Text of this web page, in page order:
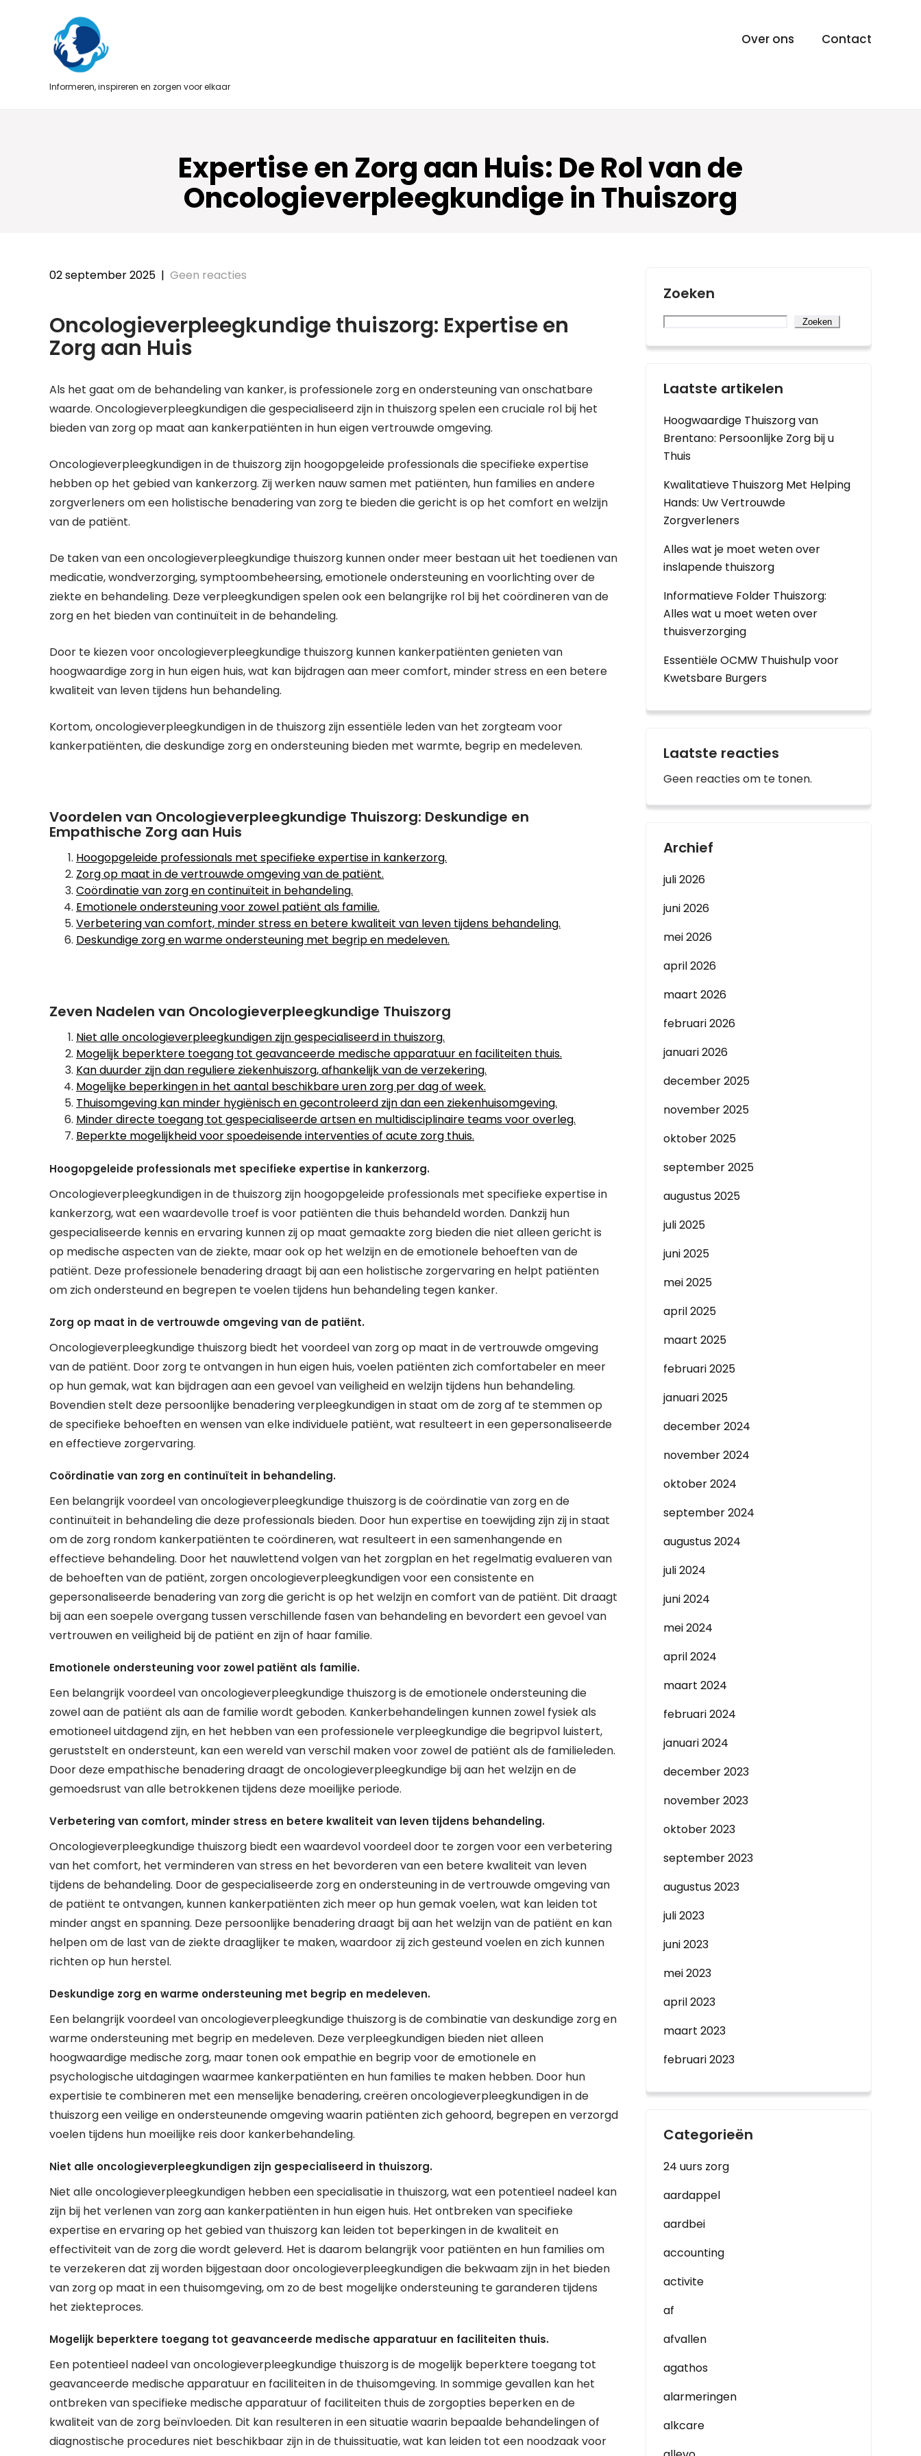
Informeren, inspireren en zorgen voor elkaar
Over ons Contact
Expertise en Zorg aan Huis: De Rol van de
Oncologieverpleegkundige in Thuiszorg
02 september 2025 | Geen reacties
Oncologieverpleegkundige thuiszorg: Expertise en
Zorg aan Huis
Als het gaat om de behandeling van kanker, is professionele zorg en ondersteuning van onschatbare
waarde. Oncologieverpleegkundigen die gespecialiseerd zijn in thuiszorg spelen een cruciale rol bij het
bieden van zorg op maat aan kankerpatiënten in hun eigen vertrouwde omgeving.
Oncologieverpleegkundigen in de thuiszorg zijn hoogopgeleide professionals die specifieke expertise
hebben op het gebied van kankerzorg. Zij werken nauw samen met patiënten, hun families en andere
zorgverleners om een holistische benadering van zorg te bieden die gericht is op het comfort en welzijn
van de patiënt.
De taken van een oncologieverpleegkundige thuiszorg kunnen onder meer bestaan uit het toedienen van
medicatie, wondverzorging, symptoombeheersing, emotionele ondersteuning en voorlichting over de
ziekte en behandeling. Deze verpleegkundigen spelen ook een belangrijke rol bij het coördineren van de
zorg en het bieden van continuïteit in de behandeling.
Door te kiezen voor oncologieverpleegkundige thuiszorg kunnen kankerpatiënten genieten van
hoogwaardige zorg in hun eigen huis, wat kan bijdragen aan meer comfort, minder stress en een betere
kwaliteit van leven tijdens hun behandeling.
Kortom, oncologieverpleegkundigen in de thuiszorg zijn essentiële leden van het zorgteam voor
kankerpatiënten, die deskundige zorg en ondersteuning bieden met warmte, begrip en medeleven.
Voordelen van Oncologieverpleegkundige Thuiszorg: Deskundige en
Empathische Zorg aan Huis
Hoogopgeleide professionals met specifieke expertise in kankerzorg.
Zorg op maat in de vertrouwde omgeving van de patiënt.
Coördinatie van zorg en continuïteit in behandeling.
Emotionele ondersteuning voor zowel patiënt als familie.
Verbetering van comfort, minder stress en betere kwaliteit van leven tijdens behandeling.
Deskundige zorg en warme ondersteuning met begrip en medeleven.
Zeven Nadelen van Oncologieverpleegkundige Thuiszorg
Niet alle oncologieverpleegkundigen zijn gespecialiseerd in thuiszorg.
Mogelijk beperktere toegang tot geavanceerde medische apparatuur en faciliteiten thuis.
Kan duurder zijn dan reguliere ziekenhuiszorg, afhankelijk van de verzekering.
Mogelijke beperkingen in het aantal beschikbare uren zorg per dag of week.
Thuisomgeving kan minder hygiënisch en gecontroleerd zijn dan een ziekenhuisomgeving.
Minder directe toegang tot gespecialiseerde artsen en multidisciplinaire teams voor overleg.
Beperkte mogelijkheid voor spoedeisende interventies of acute zorg thuis.
Hoogopgeleide professionals met specifieke expertise in kankerzorg.
Oncologieverpleegkundigen in de thuiszorg zijn hoogopgeleide professionals met specifieke expertise in
kankerzorg, wat een waardevolle troef is voor patiënten die thuis behandeld worden. Dankzij hun
gespecialiseerde kennis en ervaring kunnen zij op maat gemaakte zorg bieden die niet alleen gericht is
op medische aspecten van de ziekte, maar ook op het welzijn en de emotionele behoeften van de
patiënt. Deze professionele benadering draagt bij aan een holistische zorgervaring en helpt patiënten
om zich ondersteund en begrepen te voelen tijdens hun behandeling tegen kanker.
Zorg op maat in de vertrouwde omgeving van de patiënt.
Oncologieverpleegkundige thuiszorg biedt het voordeel van zorg op maat in de vertrouwde omgeving
van de patiënt. Door zorg te ontvangen in hun eigen huis, voelen patiënten zich comfortabeler en meer
op hun gemak, wat kan bijdragen aan een gevoel van veiligheid en welzijn tijdens hun behandeling.
Bovendien stelt deze persoonlijke benadering verpleegkundigen in staat om de zorg af te stemmen op
de specifieke behoeften en wensen van elke individuele patiënt, wat resulteert in een gepersonaliseerde
en effectieve zorgervaring.
Coördinatie van zorg en continuïteit in behandeling.
Een belangrijk voordeel van oncologieverpleegkundige thuiszorg is de coördinatie van zorg en de
continuïteit in behandeling die deze professionals bieden. Door hun expertise en toewijding zijn zij in staat
om de zorg rondom kankerpatiënten te coördineren, wat resulteert in een samenhangende en
effectieve behandeling. Door het nauwlettend volgen van het zorgplan en het regelmatig evalueren van
de behoeften van de patiënt, zorgen oncologieverpleegkundigen voor een consistente en
gepersonaliseerde benadering van zorg die gericht is op het welzijn en comfort van de patiënt. Dit draagt
bij aan een soepele overgang tussen verschillende fasen van behandeling en bevordert een gevoel van
vertrouwen en veiligheid bij de patiënt en zijn of haar familie.
Emotionele ondersteuning voor zowel patiënt als familie.
Een belangrijk voordeel van oncologieverpleegkundige thuiszorg is de emotionele ondersteuning die
zowel aan de patiënt als aan de familie wordt geboden. Kankerbehandelingen kunnen zowel fysiek als
emotioneel uitdagend zijn, en het hebben van een professionele verpleegkundige die begripvol luistert,
geruststelt en ondersteunt, kan een wereld van verschil maken voor zowel de patiënt als de familieleden.
Door deze empathische benadering draagt de oncologieverpleegkundige bij aan het welzijn en de
gemoedsrust van alle betrokkenen tijdens deze moeilijke periode.
Verbetering van comfort, minder stress en betere kwaliteit van leven tijdens behandeling.
Oncologieverpleegkundige thuiszorg biedt een waardevol voordeel door te zorgen voor een verbetering
van het comfort, het verminderen van stress en het bevorderen van een betere kwaliteit van leven
tijdens de behandeling. Door de gespecialiseerde zorg en ondersteuning in de vertrouwde omgeving van
de patiënt te ontvangen, kunnen kankerpatiënten zich meer op hun gemak voelen, wat kan leiden tot
minder angst en spanning. Deze persoonlijke benadering draagt bij aan het welzijn van de patiënt en kan
helpen om de last van de ziekte draaglijker te maken, waardoor zij zich gesteund voelen en zich kunnen
richten op hun herstel.
Deskundige zorg en warme ondersteuning met begrip en medeleven.
Een belangrijk voordeel van oncologieverpleegkundige thuiszorg is de combinatie van deskundige zorg en
warme ondersteuning met begrip en medeleven. Deze verpleegkundigen bieden niet alleen
hoogwaardige medische zorg, maar tonen ook empathie en begrip voor de emotionele en
psychologische uitdagingen waarmee kankerpatiënten en hun families te maken hebben. Door hun
expertisie te combineren met een menselijke benadering, creëren oncologieverpleegkundigen in de
thuiszorg een veilige en ondersteunende omgeving waarin patiënten zich gehoord, begrepen en verzorgd
voelen tijdens hun moeilijke reis door kankerbehandeling.
Niet alle oncologieverpleegkundigen zijn gespecialiseerd in thuiszorg.
Niet alle oncologieverpleegkundigen hebben een specialisatie in thuiszorg, wat een potentieel nadeel kan
zijn bij het verlenen van zorg aan kankerpatiënten in hun eigen huis. Het ontbreken van specifieke
expertise en ervaring op het gebied van thuiszorg kan leiden tot beperkingen in de kwaliteit en
effectiviteit van de zorg die wordt geleverd. Het is daarom belangrijk voor patiënten en hun families om
te verzekeren dat zij worden bijgestaan door oncologieverpleegkundigen die bekwaam zijn in het bieden
van zorg op maat in een thuisomgeving, om zo de best mogelijke ondersteuning te garanderen tijdens
het ziekteproces.
Mogelijk beperktere toegang tot geavanceerde medische apparatuur en faciliteiten thuis.
Een potentieel nadeel van oncologieverpleegkundige thuiszorg is de mogelijk beperktere toegang tot
geavanceerde medische apparatuur en faciliteiten in de thuisomgeving. In sommige gevallen kan het
ontbreken van specifieke medische apparatuur of faciliteiten thuis de zorgopties beperken en de
kwaliteit van de zorg beïnvloeden. Dit kan resulteren in een situatie waarin bepaalde behandelingen of
diagnostische procedures niet beschikbaar zijn in de thuissituatie, wat kan leiden tot een noodzaak voor
Zoeken
Zoeken
Laatste artikelen
Hoogwaardige Thuiszorg van
Brentano: Persoonlijke Zorg bij u
Thuis
Kwalitatieve Thuiszorg Met Helping
Hands: Uw Vertrouwde
Zorgverleners
Alles wat je moet weten over
inslapende thuiszorg
Informatieve Folder Thuiszorg:
Alles wat u moet weten over
thuisverzorging
Essentiële OCMW Thuishulp voor
Kwetsbare Burgers
Laatste reacties
Geen reacties om te tonen.
Archief
juli 2026
juni 2026
mei 2026
april 2026
maart 2026
februari 2026
januari 2026
december 2025
november 2025
oktober 2025
september 2025
augustus 2025
juli 2025
juni 2025
mei 2025
april 2025
maart 2025
februari 2025
januari 2025
december 2024
november 2024
oktober 2024
september 2024
augustus 2024
juli 2024
juni 2024
mei 2024
april 2024
maart 2024
februari 2024
januari 2024
december 2023
november 2023
oktober 2023
september 2023
augustus 2023
juli 2023
juni 2023
mei 2023
april 2023
maart 2023
februari 2023
Categorieën
24 uurs zorg
aardappel
aardbei
accounting
activite
af
afvallen
agathos
alarmeringen
alkcare